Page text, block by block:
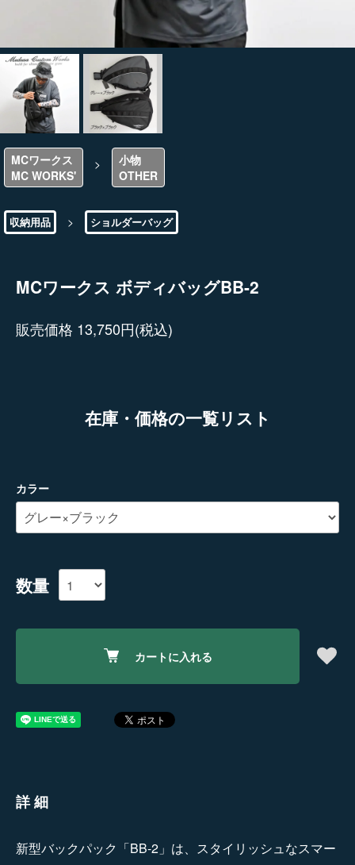
MCワークス
MC WORKS'
>
小物
OTHER
収納用品 > ショルダーバッグ
MCワークス ボディバッグBB-2
販売価格 13,750円(税込)
在庫・価格の一覧リスト
カラー
数量
カートに入れる
詳細
新型バックパック「BB-2」は、スタイリッシュなスマー